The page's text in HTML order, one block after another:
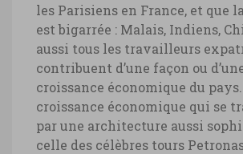
les Parisiens en France, et que
est bigarrée : Malais, Indiens,
aussi tous les travailleurs
contribuent d’une façon ou
croissance économique du
croissance économique qui se
par une architecture aussi
celle des célèbres tours